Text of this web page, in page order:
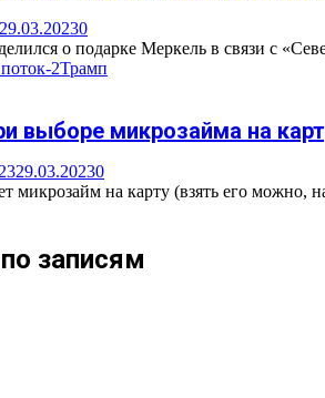
29.03.20230
о подарке Меркель в связи с
2Трамп
выборе микрозайма на
29.03.20230
микрозайм на карту (взять его
записям